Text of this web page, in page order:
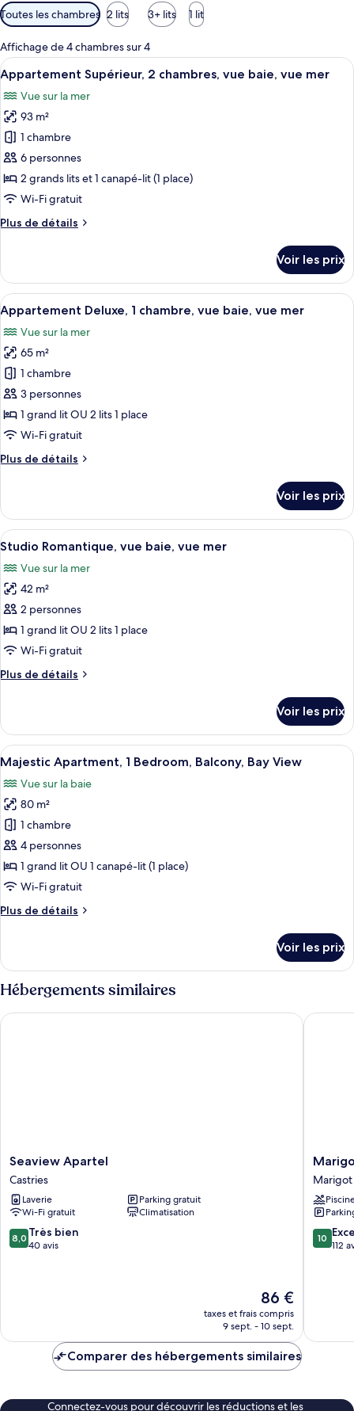
Filtres
disponibles
pour
les
chambres
Toutes les chambres 2 lits 3+ lits 1 lit
Affichage de 4 chambres sur 4
Afficher
toutes
les
photos
pour
ce
type
de
chambre :
Appartement
chambres,
vue
baie,
vue
mer
Une chambre avec un lit, une
9
Appartement Supérieur, 2 chambres, vue baie, vue mer
Vue sur la mer
93 m²
1 chambre
6 personnes
2 grands lits et 1 canapé-lit (1 place)
Wi-Fi gratuit
Plus de détails
Plus
le
type
de
chambre
Appartement
Supérieur,
2
chambres,
vue
baie,
vue
mer
Voir les prix
Afficher
toutes
les
photos
pour
ce
type
de
chambre :
Appartement
chambre,
vue
baie,
vue
mer
Une cuisine de taille réduite
9
Appartement Deluxe, 1 chambre, vue baie, vue mer
Vue sur la mer
65 m²
1 chambre
3 personnes
1 grand lit OU 2 lits 1 place
Wi-Fi gratuit
Plus de détails
Plus
le
type
de
Appartement
Deluxe,
chambre,
vue
baie,
vue
mer
Voir les prix
Afficher
toutes
les
photos
pour
ce
type
chambre :
vue
baie,
vue
mer
Un bâtiment à deux étages doté
10
Studio Romantique, vue baie, vue mer
Vue sur la mer
42 m²
2 personnes
1 grand lit OU 2 lits 1 place
Wi-Fi gratuit
Plus de détails
Plus
le
type
de
chambre
Studio
Romantique,
vue
baie,
vue
mer
Voir les prix
Afficher
toutes
les
photos
pour
ce
type
de
chambre :
Majestic
Bedroom,
Balcony,
Bay
View
Un balcon avec deux chaises et une
11
Majestic Apartment, 1 Bedroom, Balcony, Bay View
Vue sur la baie
80 m²
1 chambre
4 personnes
1 grand lit OU 1 canapé-lit (1 place)
Wi-Fi gratuit
Plus de détails
Plus
le
type
de
chambre
Majestic
Voir les prix
Hébergements similaires
Seaview
Apartel
Castries
Seaview Apartel
Castries
Laverie
Parking gratuit
Wi-Fi gratuit
Climatisation
8.0
sur
8,0 Très bien
40 avis
Le
nouveau
prix
de
86 €
taxes et frais compris
9 sept. - 10 sept.
Seaview Apartel
Marigot
Palms
Luxury
Marigot
Bay
Marigot
10.0
sur
10
112
Marigot
Comparer des hébergements similaires
Connectez-vous pour découvrir les réductions et les